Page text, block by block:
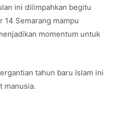
ini dilimpahkan begitu
14 Semarang mampu
momentum untuk
tahun baru Islam ini
manusia.